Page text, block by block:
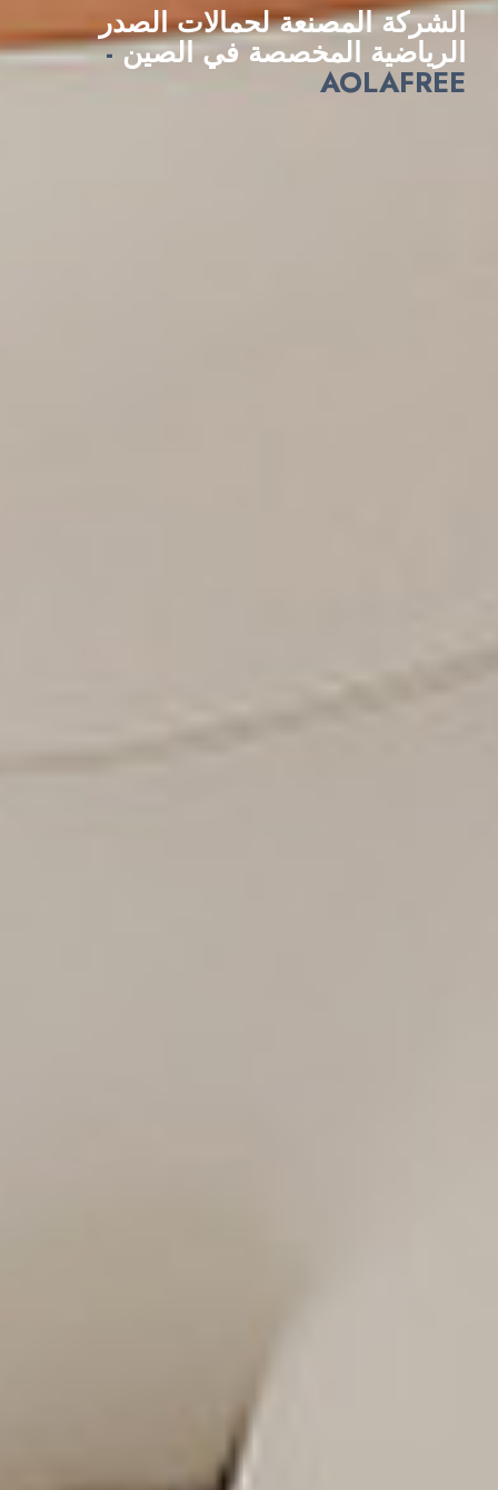
الشركة المصنعة لحمالات الصدر
الرياضية المخصصة في الصين-
AOLAFREE